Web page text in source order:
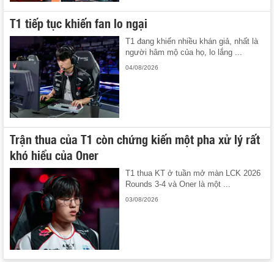
T1 tiếp tục khiến fan lo ngại
T1 đang khiến nhiều khán giả, nhất là
người hâm mộ của họ, lo lắng ...
04/08/2026
Trận thua của T1 còn chứng kiến một pha xử lý rất
khó hiểu của Oner
T1 thua KT ở tuần mở màn LCK 2026
Rounds 3-4 và Oner là một ...
03/08/2026